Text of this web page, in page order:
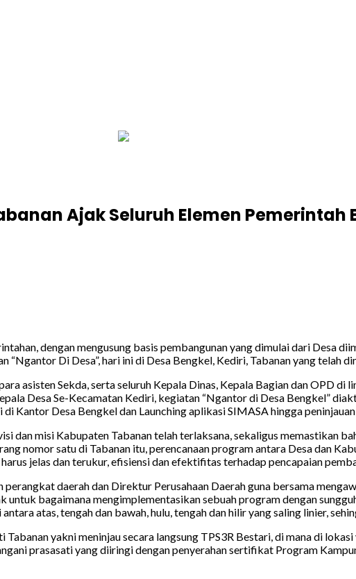
Ajak Seluruh Elemen
dengan mengusung basis pembangunan yang dimulai dari Desa
“Ngantor Di Desa”, hari ini di Desa Bengkel, Kediri, Tabanan yang telah
asisten Sekda, serta seluruh Kepala Dinas, Kepala Bagian dan OPD
Desa Se-Kecamatan Kediri, kegiatan “Ngantor di Desa Bengkel”
Kantor Desa Bengkel dan Launching aplikasi SIMASA hingga
dan misi Kabupaten Tabanan telah terlaksana, sekaligus memastikan
nomor satu di Tabanan itu, perencanaan program antara Desa dan
jelas dan terukur, efisiensi dan efektifitas terhadap pencapaian
daerah dan Direktur Perusahaan Daerah guna bersama
untuk bagaimana mengimplementasikan sebuah program dengan
atas, tengah dan bawah, hulu, tengah dan hilir yang saling linier,
yakni meninjau secara langsung TPS3R Bestari, di mana di
prasasati yang diiringi dengan penyerahan sertifikat Program